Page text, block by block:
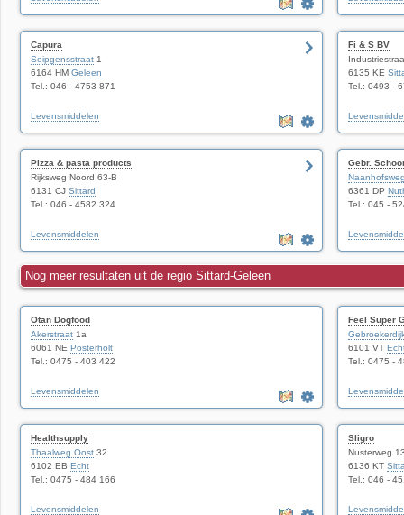
Capura
Seipgensstraat 1
6164 HM Geleen
Tel.: 046 - 4753 871
Levensmiddelen
Fi & S BV
6135 KE
Tel.: 0493 -
Pizza & pasta products
Rijksweg Noord 63-B
6131 CJ Sittard
Tel.: 046 - 4582 324
Levensmiddelen
Gebr.
6361 DP
Tel.: 045 -
Nog meer resultaten uit de regio Sittard-Geleen
Otan Dogfood
Akerstraat 1a
6061 NE Posterholt
Tel.: 0475 - 403 422
Levensmiddelen
Feel Super
6101 VT
Tel.: 0475 -
Healthsupply
Thaalweg Oost 32
6102 EB Echt
Tel.: 0475 - 484 166
Levensmiddelen
Sligro
Nusterweg
6136 KT
Tel.: 046 -